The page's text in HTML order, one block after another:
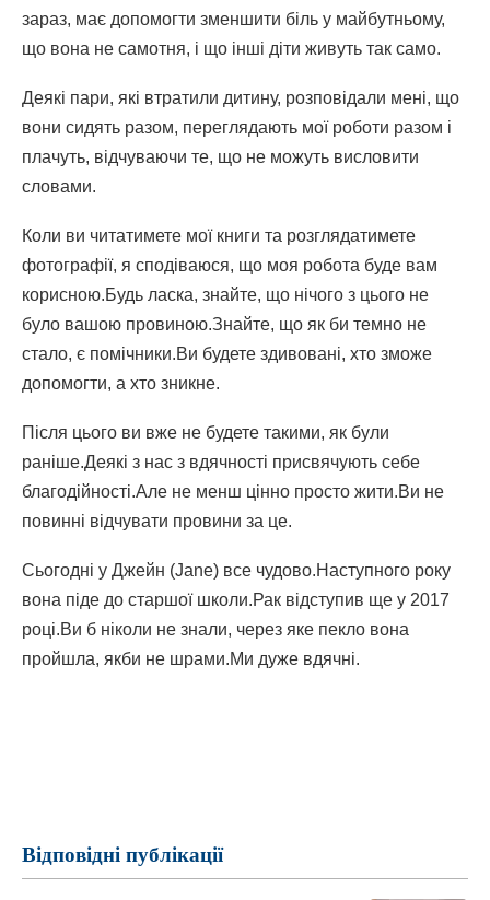
зараз, має допомогти зменшити біль у майбутньому,
що вона не самотня, і що інші діти живуть так само.
Деякі пари, які втратили дитину, розповідали мені, що
вони сидять разом, переглядають мої роботи разом і
плачуть, відчуваючи те, що не можуть висловити
словами.
Коли ви читатимете мої книги та розглядатимете
фотографії, я сподіваюся, що моя робота буде вам
корисною.Будь ласка, знайте, що нічого з цього не
було вашою провиною.Знайте, що як би темно не
стало, є помічники.Ви будете здивовані, хто зможе
допомогти, а хто зникне.
Після цього ви вже не будете такими, як були
раніше.Деякі з нас з вдячності присвячують себе
благодійності.Але не менш цінно просто жити.Ви не
повинні відчувати провини за це.
Сьогодні у Джейн (Jane) все чудово.Наступного року
вона піде до старшої школи.Рак відступив ще у 2017
році.Ви б ніколи не знали, через яке пекло вона
пройшла, якби не шрами.Ми дуже вдячні.
Відповідні публікації